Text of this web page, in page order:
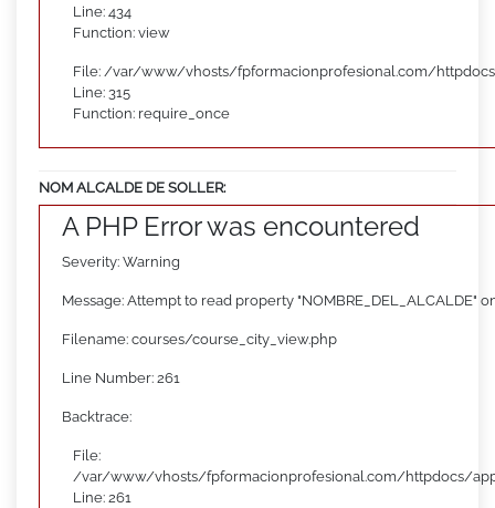
Line: 434
Function: view
File: /var/www/vhosts/fpformacionprofesional.com/
Line: 315
Function: require_once
NOM ALCALDE DE SOLLER:
A PHP Error was encountered
Severity: Warning
Message: Attempt to read property "NOMBRE_DEL_ALCALDE"
Filename: courses/course_city_view.php
Line Number: 261
Backtrace:
File:
/var/www/vhosts/fpformacionprofesional.com/httpdocs/
Line: 261